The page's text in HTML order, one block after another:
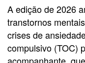
A edição de 2026
transtornos
crises de
compulsivo (TOC)